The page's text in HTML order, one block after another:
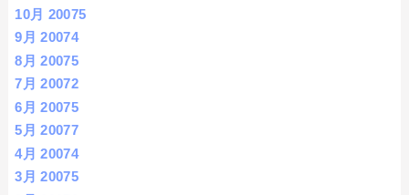
10月 20075
9月 20074
8月 20075
7月 20072
6月 20075
5月 20077
4月 20074
3月 20075